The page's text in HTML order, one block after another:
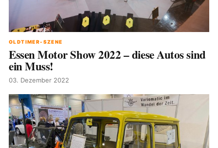
OLDTIMER-SZENE
Essen Motor Show 2022 – diese Autos sind
ein Muss!
03. Dezember 2022